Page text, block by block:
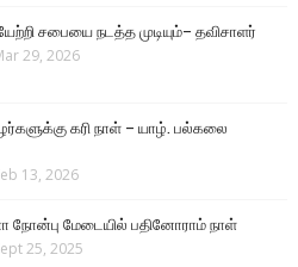
சபையை நடத்த முடியும்– தவிசாளர்
29, 2026
கரி நாள் – யாழ். பல்கலை
13, 2026
மேடையில் பதினோராம் நாள்
25, 2025